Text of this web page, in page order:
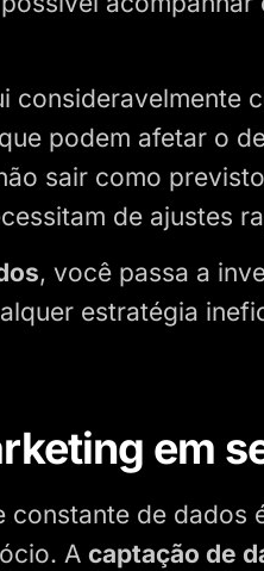
consideravelmente
podem afetar o
sair como
de ajustes
, você passa a
estratégia
em
constante de dados
A captação de